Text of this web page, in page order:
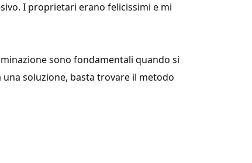
I proprietari erano felicissimi e mi
sono fondamentali quando si
soluzione, basta trovare il metodo